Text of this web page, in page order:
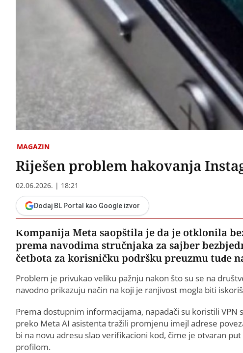
MAGAZIN
Riješen problem hakovanja
02.06.2026. | 18:21
Dodaj BL Portal kao Google izvor
​Kompanija Meta saopštila je da je otklonila
prema navodima stručnjaka za sajber
četbota za korisničku podršku preuzmu tuđe
Problem je privukao veliku pažnju nakon što su se na
navodno prikazuju način na koji je ranjivost mogla biti
Prema dostupnim informacijama, napadači su koristili VPN
preko Meta AI asistenta tražili promjenu imejl adrese
bi na novu adresu slao verifikacioni kod, čime je otvaran
profilom.